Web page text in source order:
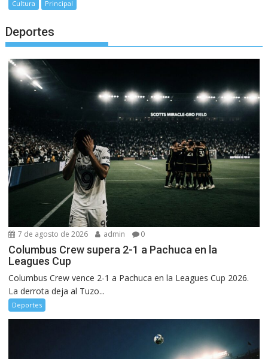
Cultura Principal
Deportes
7 de agosto de 2026 admin 0
Columbus Crew supera 2-1 a Pachuca en la
Leagues Cup
Columbus Crew vence 2-1 a Pachuca en la Leagues Cup 2026.
La derrota deja al Tuzo...
Deportes